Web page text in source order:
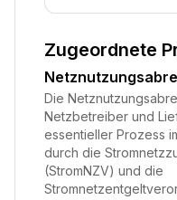
Zugeordnete
Die
Netzbetreiber und
essentieller Prozess
durch die
(StromNZV) und die